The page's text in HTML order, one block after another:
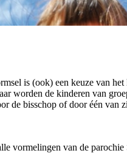
is (ook) een keuze van
worden de kinderen van
de bisschop of door één
vormelingen van de